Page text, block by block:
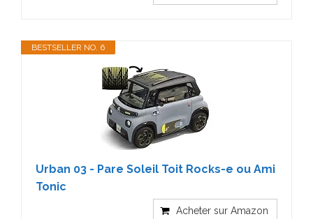
BESTSELLER NO. 6
Urban 03 - Pare Soleil Toit Rocks-e ou Ami
Tonic
Acheter sur Amazon